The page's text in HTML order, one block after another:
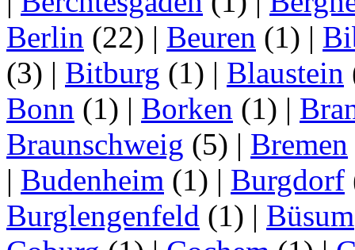
Berlin (22) | Beuren (1) |
(3) | Bitburg (1) | Blaustein
Bonn (1) | Borken (1) |
Braunschweig (5) | Bremen
| Budenheim (1) | Burgdorf
Burglengenfeld (1) | Büsum